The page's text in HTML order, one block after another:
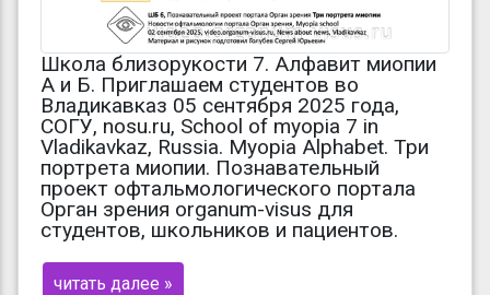
Школа близорукости 7. Алфавит миопии
А и Б. Приглашаем студентов во
Владикавказ 05 сентября 2025 года,
СОГУ, nosu.ru, School of myopia 7 in
Vladikavkaz, Russia. Myopia Alphabet. Три
портрета миопии. Познавательный
проект офтальмологического портала
Орган зрения organum-visus для
студентов, школьников и пациентов.
читать далее »